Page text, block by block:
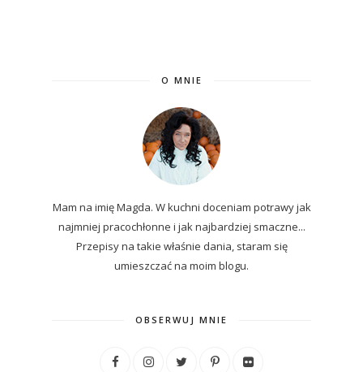
O MNIE
Mam na imię Magda. W kuchni doceniam potrawy jak
najmniej pracochłonne i jak najbardziej smaczne...
Przepisyna takie właśnie dania, staram się
umieszczać na moim blogu.
OBSERWUJ MNIE